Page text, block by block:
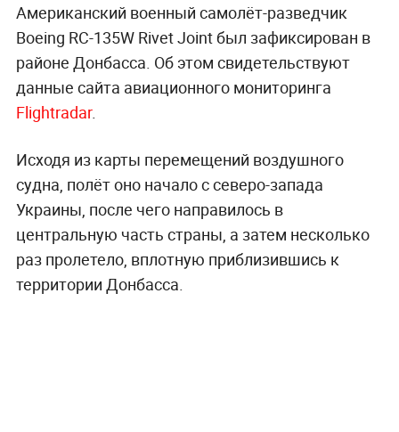
Американский военный самолёт-разведчик
Boeing RC-135W Rivet Joint был зафиксирован в
районе Донбасса. Об этом свидетельствуют
данные сайта авиационного мониторинга
Flightradar.
Исходя из карты перемещений воздушного
судна, полёт оно начало с северо-запада
Украины, после чего направилось в
центральную часть страны, а затем несколько
раз пролетело, вплотную приблизившись к
территории Донбасса.